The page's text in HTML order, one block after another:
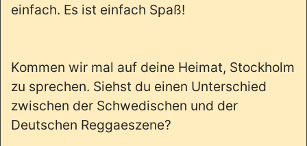
einfach. Es ist einfach Spaß!
Kommen wir mal auf deine Heimat, Stockholm
zu sprechen. Siehst du einen Unterschied
zwischen der Schwedischen und der
Deutschen Reggaeszene?